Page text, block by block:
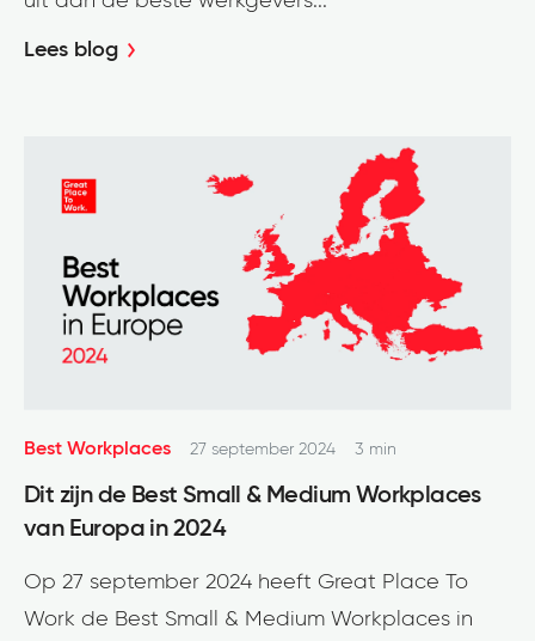
Lees blog
Best Workplaces 27 september 2024 3 min
Dit zijn de Best Small & Medium Workplaces
van Europa in 2024
Op 27 september 2024 heeft Great Place To
Work de Best Small & Medium Workplaces in